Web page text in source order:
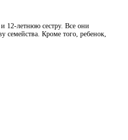
и 12-летнюю сестру. Все они
семейства. Кроме того, ребенок,